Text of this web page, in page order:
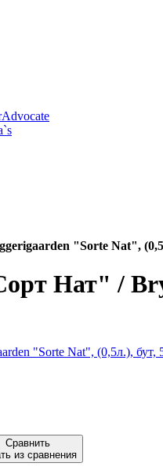
"Sorte Nat",
Нат" /
Сравнить
из сравнения